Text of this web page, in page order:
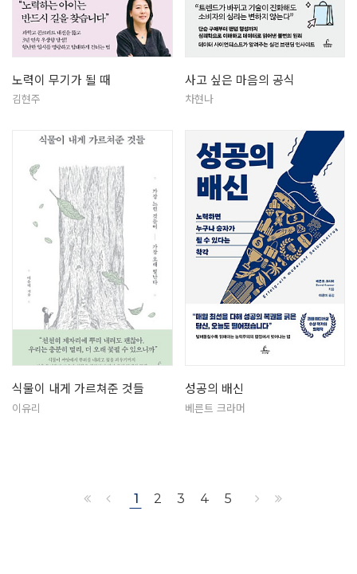
노력이 무기가 될 때
김현주
사고 싶은 마음의 공식
차현나
식물이 내게 가르쳐준 것들
이유리
성공의 배신
베른트 크라머
1 2 3 4 5